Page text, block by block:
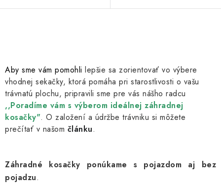
l
á
d
c
i
r
v
Aby sme vám pomohli lepšie sa zorientovať vo výbere
vhodnej sekačky, ktorá pomáha pri starostlivosti o vašu
trávnatú plochu, pripravili sme pre vás nášho radcu
,,Poradíme vám s výberom ideálnej záhradnej
kosačky". O založení a údržbe trávniku si môžete
prečítať v našom článku.
Záhradné kosačky ponúkame s pojazdom aj bez
pojadzu.